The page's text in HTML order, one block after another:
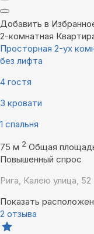
Добавить в
2-комнатная
Просторная 2-ух
без лифта
4 гостя
3 кровати
1 спальня
75 м 2 Общая
Повышенный спрос
Рига, Калею улица, 52
Показать
2 отзыва